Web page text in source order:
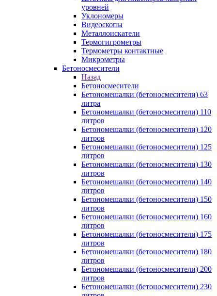
уровней
Уклономеры
Видеоскопы
Металлоискатели
Термогигрометры
Термометры контактные
Микрометры
Бетоносмесители
Назад
Бетоносмесители
Бетономешалки (бетоносмесители) 63
литра
Бетономешалки (бетоносмесители) 110
литров
Бетономешалки (бетоносмесители) 120
литров
Бетономешалки (бетоносмесители) 125
литров
Бетономешалки (бетоносмесители) 130
литров
Бетономешалки (бетоносмесители) 140
литров
Бетономешалки (бетоносмесители) 150
литров
Бетономешалки (бетоносмесители) 160
литров
Бетономешалки (бетоносмесители) 175
литров
Бетономешалки (бетоносмесители) 180
литров
Бетономешалки (бетоносмесители) 200
литров
Бетономешалки (бетоносмесители) 230